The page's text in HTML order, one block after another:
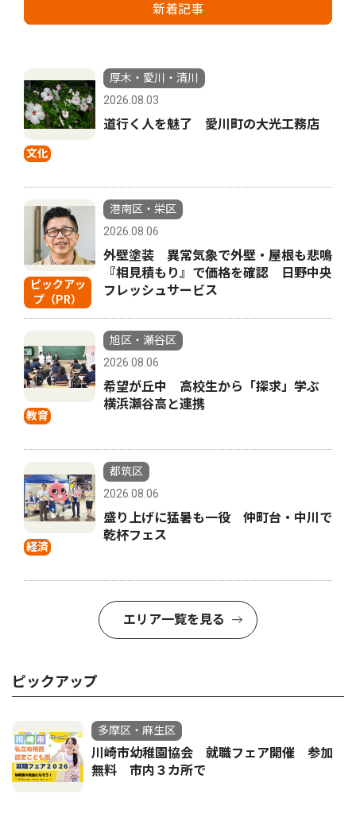
新着記事
文化
厚木・愛川・清川
2026.08.03
道行く人を魅了 愛川町の大光工務店
ピックアッ
プ（PR）
港南区・栄区
2026.08.06
外壁塗装 異常気象で外壁・屋根も悲鳴
『相見積もり』で価格を確認 日野中央
フレッシュサービス
教育
旭区・瀬谷区
2026.08.06
希望が丘中 高校生から「探求」学ぶ
横浜瀬谷高と連携
経済
都筑区
2026.08.06
盛り上げに猛暑も一役 仲町台・中川で
乾杯フェス
エリア一覧を見る
ピックアップ
多摩区・麻生区
川崎市幼稚園協会 就職フェア開催 参加
無料 市内３カ所で